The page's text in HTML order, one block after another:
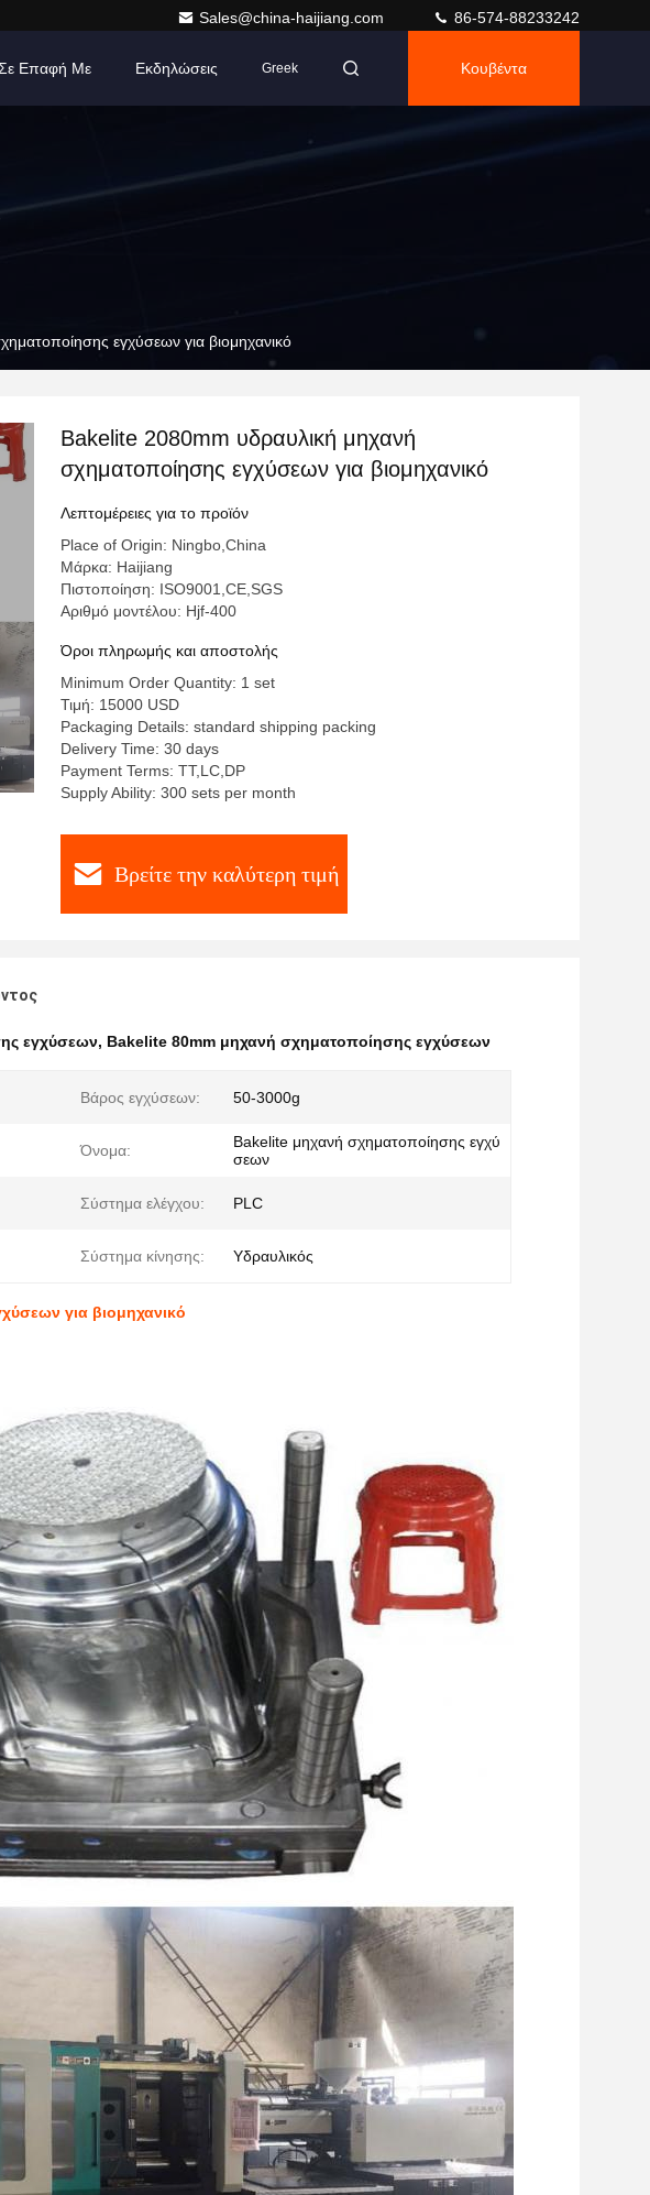
Sales@china-haijiang.com 86-574-88233242
Επαφή Με Εκδηλώσεις Greek Κουβέντα
εγχύσεων για βιομηχανικό
Bakelite 2080mm υδραυλική μηχανή
σχηματοποίησης εγχύσεων για βιομηχανικό
Λεπτομέρειες για το προϊόν
Place of Origin: Ningbo,China
Μάρκα: Haijiang
Πιστοποίηση: ISO9001,CE,SGS
Αριθμό μοντέλου: Hjf-400
Όροι πληρωμής και αποστολής
Minimum Order Quantity: 1 set
Τιμή: 15000 USD
Packaging Details: standard shipping packing
Delivery Time: 30 days
Payment Terms: TT,LC,DP
Supply Ability: 300 sets per month
Βρείτε την καλύτερη τιμή
εγχύσεων, Bakelite 80mm μηχανή σχηματοποίησης εγχύσεων
Βάρος εγχύσεων: 50-3000g
Όνομα:
Bakelite μηχανή σχηματοποίησης εγχύ
σεων
Σύστημα ελέγχου: PLC
Σύστημα κίνησης: Υδραυλικός
για βιομηχανικό